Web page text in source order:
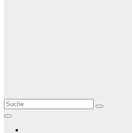
Le Matin
AGENCE DE PRESSE